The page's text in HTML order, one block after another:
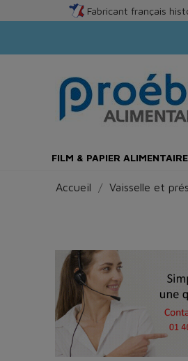
Fabricant français
FILM & PAPIER ALIMENTAIRE
Accueil Vaisselle et